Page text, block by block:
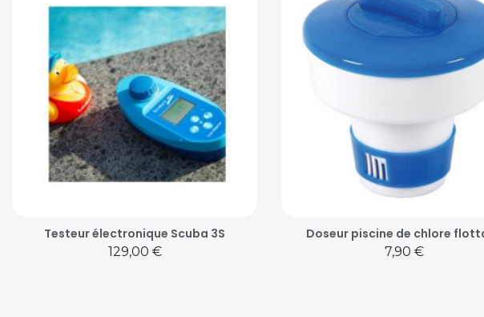
Testeur électronique Scuba 3S
Prix
129,00 €
Doseur piscine de chlore
Prix
7,90 €